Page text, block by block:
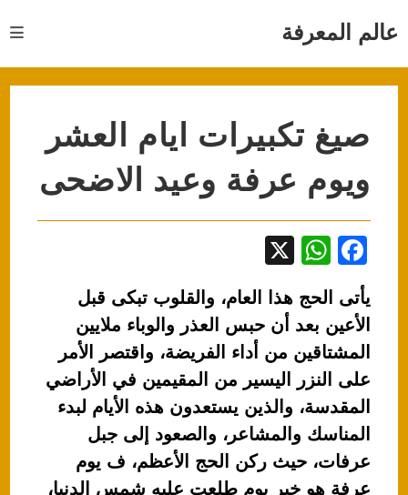
عالم المعرفة
صيغ تكبيرات ايام العشر
ويوم عرفة وعيد الاضحى
F
c
e
b
o
o
k
W
at
s
A
p
p
يأتى الحج هذا العام، والقلوب تبكى قبل
الأعين بعد أن حبس العذر والوباء ملايين
المشتاقين من أداء الفريضة، واقتصر الأمر
على النزر اليسير من المقيمين في الأراضي
المقدسة، والذين يستعدون هذه الأيام لبدء
المناسك والمشاعر، والصعود إلى جبل
عرفات، حيث ركن الحج الأعظم، ف يوم
عرفة هو خير يوم طلعت عليه شمس الدنيا،